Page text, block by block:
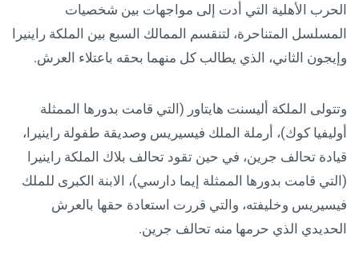
الحرب الأهلية التي أدت إلى مواجهات بين شخصيات
المسلسل المتناحرة، لتنقسم الممالك السبع بين الملكة راينيرا
وإيجون الثاني، الذي يطالب كل منهما بحقه باعتلاء العرش.
وتتولى الملكة أليسنت هايتاور (التي قامت بدورها الممثلة
أوليفيا كوك)، أرملة الملك فيسيريس وصديقة طفولة راينيرا،
قيادة تحالف جرين، في حين تقود تحالف بلاك الملكة راينيرا
(التي قامت بدورها الممثلة إيما دارسي)، الابنة الكبرى للملك
فيسيريس وخليفته، والتي قررت استعادة حقها بالعرش
الحديدي الذي حرمها منه تحالف جرين.